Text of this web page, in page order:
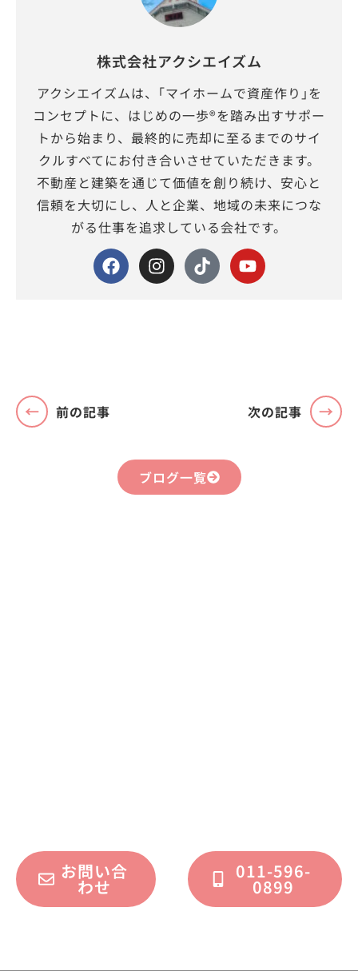
株式会社アクシエイズム
アクシエイズムは、｢マイホームで資産作り｣を
コンセプトに、はじめの一歩®を踏み出すサポー
トから始まり、最終的に売却に至るまでのサイ
クルすべてにお付き合いさせていただきます。
不動産と建築を通じて価値を創り続け、安心と
信頼を大切にし、人と企業、地域の未来につな
がる仕事を追求している会社です。
前の記事 次の記事
ブログ一覧
お問い合
わせ
011-596-
0899